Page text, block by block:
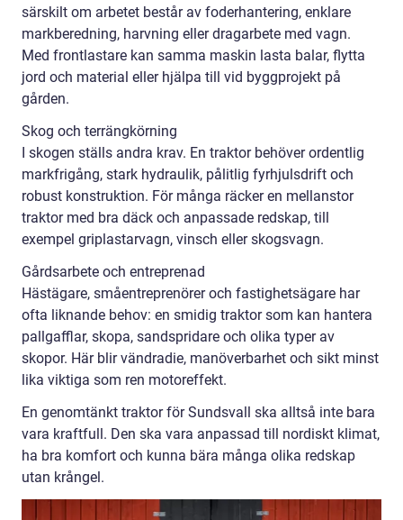
särskilt om arbetet består av foderhantering, enklare
markberedning, harvning eller dragarbete med vagn.
Med frontlastare kan samma maskin lasta balar, flytta
jord och material eller hjälpa till vid byggprojekt på
gården.
Skog och terrängkörning
I skogen ställs andra krav. En traktor behöver ordentlig
markfrigång, stark hydraulik, pålitlig fyrhjulsdrift och
robust konstruktion. För många räcker en mellanstor
traktor med bra däck och anpassade redskap, till
exempel griplastarvagn, vinsch eller skogsvagn.
Gårdsarbete och entreprenad
Hästägare, småentreprenörer och fastighetsägare har
ofta liknande behov: en smidig traktor som kan hantera
pallgafflar, skopa, sandspridare och olika typer av
skopor. Här blir vändradie, manöverbarhet och sikt minst
lika viktiga som ren motoreffekt.
En genomtänkt traktor för Sundsvall ska alltså inte bara
vara kraftfull. Den ska vara anpassad till nordiskt klimat,
ha bra komfort och kunna bära många olika redskap
utan krångel.